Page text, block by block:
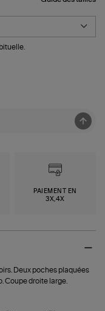
PAIEMENT EN
3X,4X
Deux poches plaquées
Coupe droite large.